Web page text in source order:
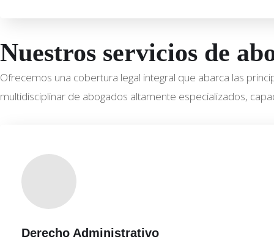
Nuestros servicios de
Ofrecemos una cobertura legal integral que abarca las
multidisciplinar de abogados altamente especializados,
Derecho Administrativo